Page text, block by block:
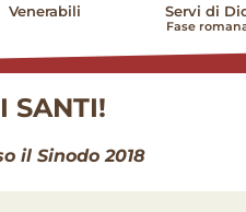
Venerabili Servi di
Fase
SANTI!
il Sinodo 2018